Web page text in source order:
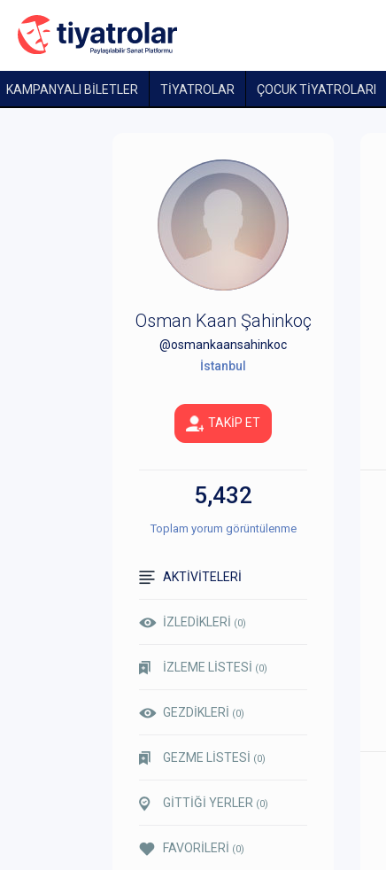
KAMPANYALI BİLETLER TİYATROLAR ÇOCUK TIYATROLARI
Osman Kaan Şahinkoç
@osmankaansahinkoc
İstanbul
TAKİP ET
5,432
Toplam yorum görüntülenme
AKTİVİTELERİ
İZLEDİKLERİ (0)
İZLEME LİSTESİ (0)
GEZDİKLERİ (0)
GEZME LİSTESİ (0)
GİTTİĞİ YERLER (0)
FAVORİLERİ (0)